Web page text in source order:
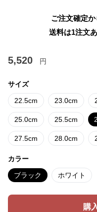
ご注文確定
送料は1注文
5,520 円
サイズ
22.5cm 23.0cm
25.0cm 25.5cm
27.5cm 28.0cm
カラー
ブラック ホワイト
購